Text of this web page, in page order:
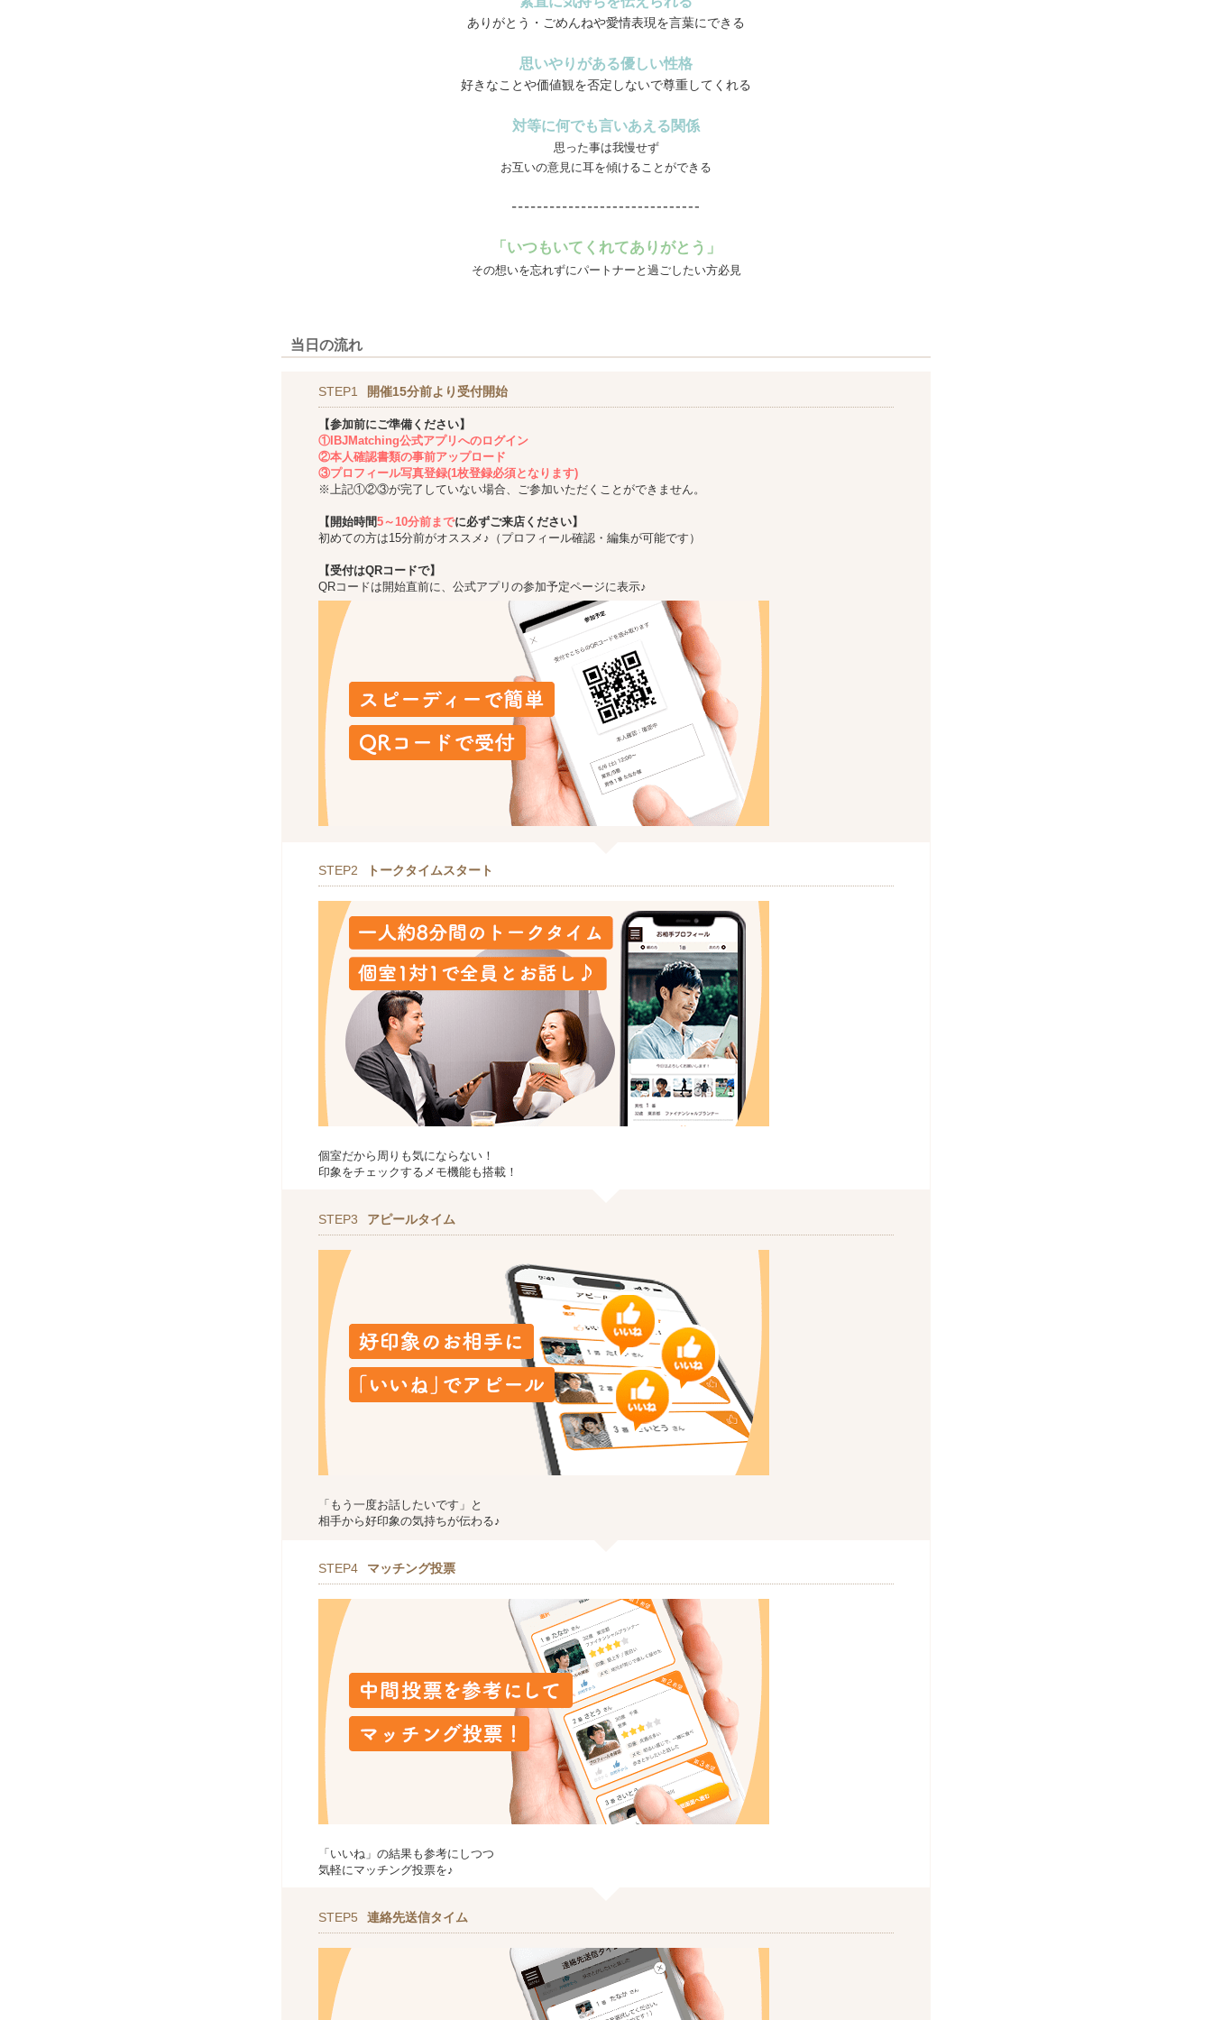
ありがとう・ごめんねや愛情表現を言葉にできる
思いやりがある優しい性格
好きなことや価値観を否定しないで尊重してくれる
対等に何でも言いあえる関係
思った事は我慢せず
お互いの意見に耳を傾けることができる
「いつもいてくれてありがとう」
その想いを忘れずにパートナーと過ごしたい方必見
当日の流れ
STEP1 開催15分前より受付開始
【参加前にご準備ください】
①IBJMatching公式アプリへのログイン
②本人確認書類の事前アップロード
③プロフィール写真登録(1枚登録必須となります)
※上記①②③が完了していない場合、ご参加いただくことができません。
【開始時間5～10分前までに必ずご来店ください】
初めての方は15分前がオススメ♪（プロフィール確認・編集が可能です）
【受付はQRコードで】
QRコードは開始直前に、公式アプリの参加予定ページに表示♪
STEP2 トークタイムスタート
個室だから周りも気にならない！
印象をチェックするメモ機能も搭載！
STEP3 アピールタイム
「もう一度お話したいです」と
相手から好印象の気持ちが伝わる♪
STEP4 マッチング投票
「いいね」の結果も参考にしつつ
気軽にマッチング投票を♪
STEP5 連絡先送信タイム